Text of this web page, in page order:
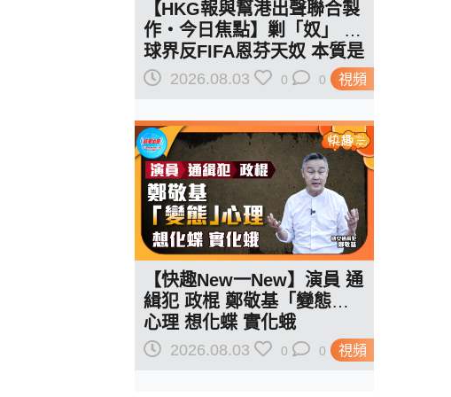
視頻
【HKG報與幫港出聲聯合製
作‧今日焦點】剿「奴」 足
球界反FIFA恩芬天奴 本質是
全球反特朗普
2026.08.03 0 0
視頻
【快趣New一New】演員 通
緝犯 政棍 鄭敬基「變態」
心理 想化蝶 實化蛾
2026.08.03 0 0